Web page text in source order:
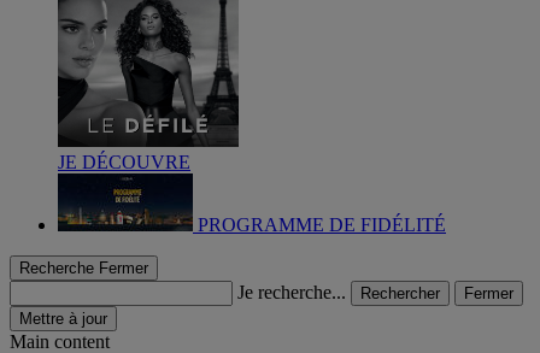
JE DÉCOUVRE
PROGRAMME DE FIDÉLITÉ
Recherche Fermer
Je recherche... Rechercher
Fermer
Mettre à jour
Main content